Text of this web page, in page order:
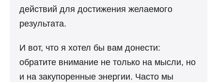
действий для достижения желаемого
результата.
И вот, что я хотел бы вам донести:
обратите внимание не только на мысли, но
и на закупоренные энергии. Часто мы